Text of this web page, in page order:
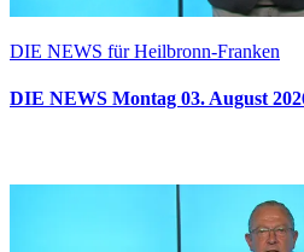
DIE NEWS für Heilbronn-Franken
DIE NEWS Montag 03. August